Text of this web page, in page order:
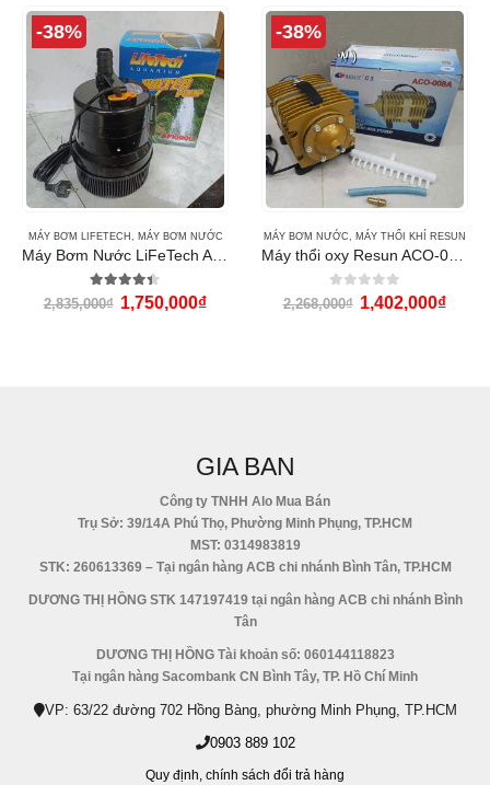
-38%
MÁY BƠM LIFETECH , MÁY BƠM NƯỚC
Máy Bơm Nước LiFeTech AP10000 (360W)
4.33 out of 5
2,835,000₫ 1,750,000₫
-38%
MÁY BƠM NƯỚC, MÁY THỔI KHÍ RESUN
Máy thổi oxy Resun ACO-008A (160w)
0out of 5
2,268,000₫ 1,402,000₫
GIA BAN
Công ty TNHH Alo Mua Bán
Trụ Sở: 39/14A Phú Thọ, Phường Minh Phụng, TP.HCM
MST: 0314983819
STK: 260613369 – Tại ngân hàng ACB chi nhánh Bình Tân, TP.HCM
DƯƠNG THỊ HỒNG STK 147197419 tại ngân hàng ACB chi nhánh Bình
Tân
DƯƠNG THỊ HỒNG Tài khoản số: 060144118823
Tại ngân hàng Sacombank CN Bình Tây, TP. Hồ Chí Minh
VP: 63/22 đường 702 Hồng Bàng, phường Minh Phụng, TP.HCM
0903 889 102
Quy định, chính sách đổi trả hàng